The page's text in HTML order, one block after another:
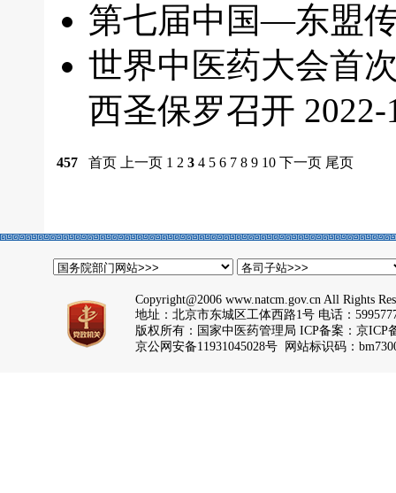
第七届中国—东盟
世界中医药大会首
西圣保罗召开 2022-
457 首页 上一页 1 2 3 4 5 6 7 8 9 10 下一页 尾页
Copyright@2006 www.natcm.gov.cn All Rights
地址：北京市东城区工体西路1号 电话：
版权所有：国家中医药管理局 ICP备案： 京ICP
京公网安备11931045028号 网站标识码：